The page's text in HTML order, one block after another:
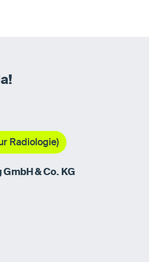
Radiologie)
& Co. KG